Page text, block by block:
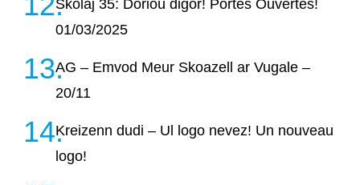
Skolaj 35: Dorioù digor! Portes Ouvertes!
01/03/2025
AG – Emvod Meur Skoazell ar Vugale –
20/11
Kreizenn dudi – Ul logo nevez! Un nouveau
logo!